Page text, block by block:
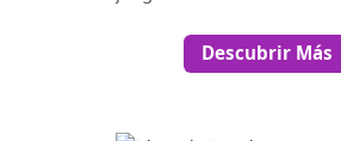
Descubrir Más